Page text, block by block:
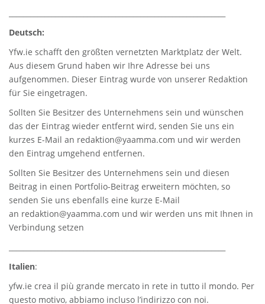
Deutsch:
Yfw.ie schafft den größten vernetzten Marktplatz der Welt.
Aus diesem Grund haben wir Ihre Adresse bei uns
aufgenommen. Dieser Eintrag wurde von unserer Redaktion
für Sie eingetragen.
Sollten Sie Besitzer des Unternehmens sein und wünschen
das der Eintrag wieder entfernt wird, senden Sie uns ein
kurzes E-Mail an redaktion@yaamma.com und wir werden
den Eintrag umgehend entfernen.
Sollten Sie Besitzer des Unternehmens sein und diesen
Beitrag in einen Portfolio-Beitrag erweitern möchten, so
senden Sie uns ebenfalls eine kurze E-Mail
an redaktion@yaamma.com und wir werden uns mit Ihnen in
Verbindung setzen
Italien:
yfw.ie crea il più grande mercato in rete in tutto il mondo. Per
questo motivo, abbiamo incluso l’indirizzo con noi.